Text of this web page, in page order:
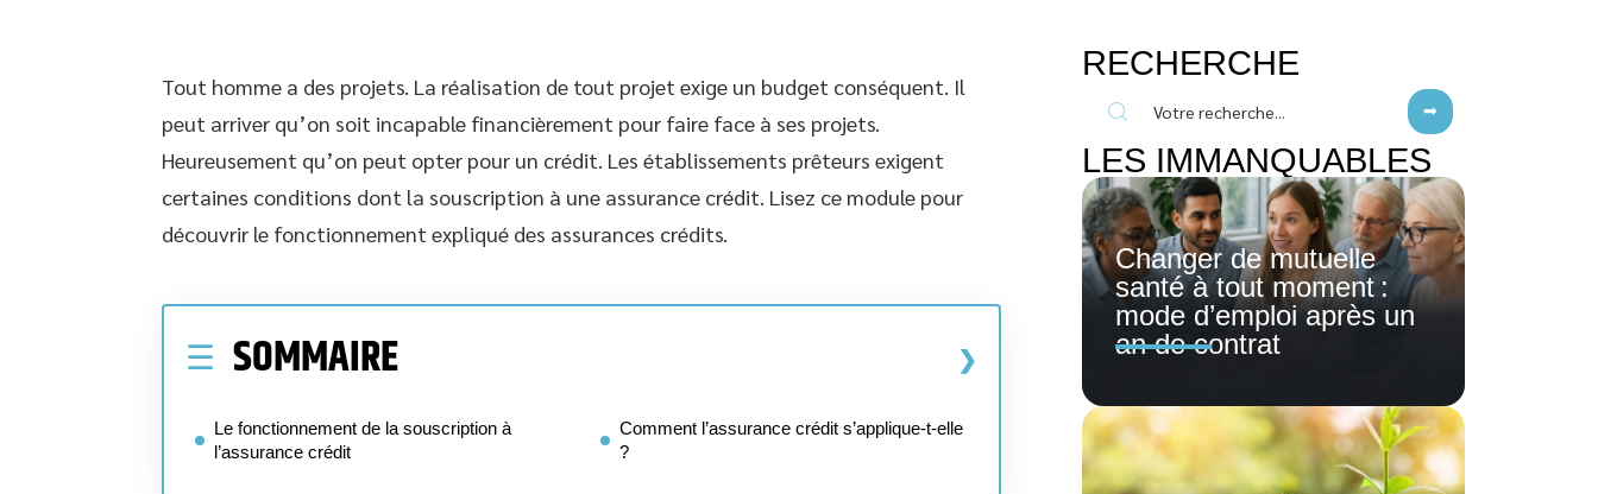
Tout homme a des projets. La réalisation de tout projet exige un budget conséquent. Il
peut arriver qu’on soit incapable financièrement pour faire face à ses projets.
Heureusement qu’on peut opter pour un crédit. Les établissements prêteurs exigent
certaines conditions dont la souscription à une assurance crédit. Lisez ce module pour
découvrir le fonctionnement expliqué des assurances crédits.
SOMMAIRE
Le fonctionnement de la souscription à
l’assurance crédit
Comment l’assurance crédit s’applique-t-elle
?
RECHERCHE
LES IMMANQUABLES
Changer de mutuelle
santé à tout moment :
mode d’emploi après un
an de contrat